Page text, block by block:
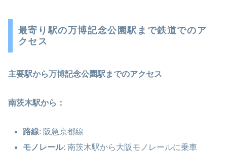
最寄り駅の万博記念公園駅まで鉄道でのア
クセス
主要駅から万博記念公園駅までのアクセス
南茨木駅から：
路線: 阪急京都線
モノレール: 南茨木駅から大阪モノレールに乗車